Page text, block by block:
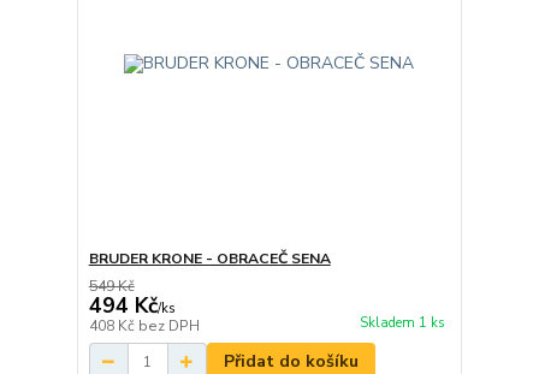
BRUDER KRONE - OBRACEČ SENA
549 Kč
494 Kč/ks
408 Kč bez DPH Skladem 1 ks
Přidat do košíku